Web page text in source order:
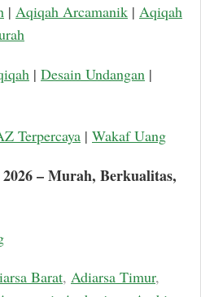
| Aqiqah Arcamanik | Aqiqah
| Desain Undangan |
Terpercaya | Wakaf Uang
– Murah, Berkualitas,
Barat, Adiarsa Timur,